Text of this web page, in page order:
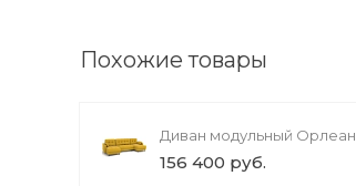
Похожие товары
Диван модульный Орлеан
156 400 руб.